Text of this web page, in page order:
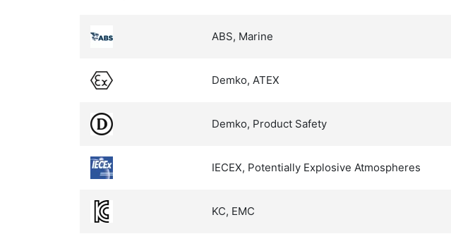
ABS, Marine
Demko, ATEX
Demko, Product Safety
IECEX, Potentially Explosive Atmospheres
KC, EMC